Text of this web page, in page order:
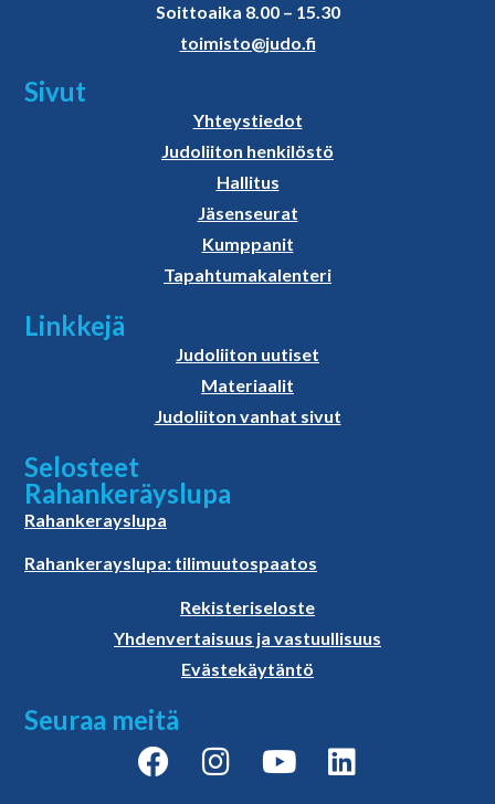
Soittoaika 8.00 – 15.30
toimisto@judo.fi
Sivut
Yhteystiedot
Judoliiton henkilöstö
Hallitus
Jäsenseurat
Kumppanit
Tapahtumakalenteri
Linkkejä
Judoliiton uutiset
Materiaalit
Judoliiton vanhat sivut
Selosteet
Rahankeräyslupa
Rahankerayslupa
Rahankerayslupa: tilimuutospaatos
Rekisteriseloste
Yhdenvertaisuus ja vastuullisuus
Evästekäytäntö
Seuraa meitä